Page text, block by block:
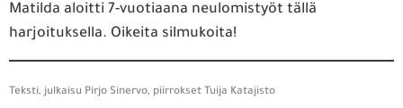
Matilda aloitti 7-vuotiaana neulomistyöt tällä
harjoituksella. Oikeita silmukoita!
Teksti, julkaisu Pirjo Sinervo, piirrokset Tuija Katajisto